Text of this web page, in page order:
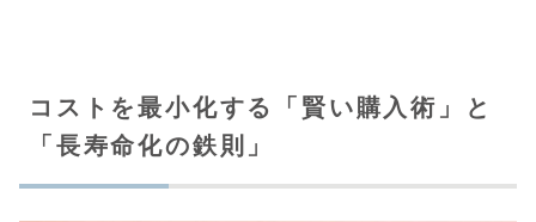
コストを最小化する「賢い購入術」と
「長寿命化の鉄則」